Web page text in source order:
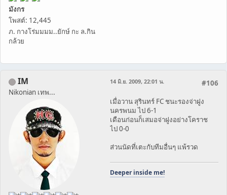
มังกร
โพสต์: 12,445
ภ. กางโร่มมมม..ยักษ์ กะ ล.กิน
กล้วย
IM
Nikonian เทพ...
#106
14 มิ.ย. 2009, 22:01 น.
เมื่อวาน สุรินทร์ FC ชนะรองจ่าฝูง
นครพนม ไป 6-1
เดือนก่อนก็เสมอจ่าฝูงอย่างโคราช
ไป 0-0
ส่วนนัดที่เตะกับทีมอื่นๆ แพ้รวด
Deeper inside me!